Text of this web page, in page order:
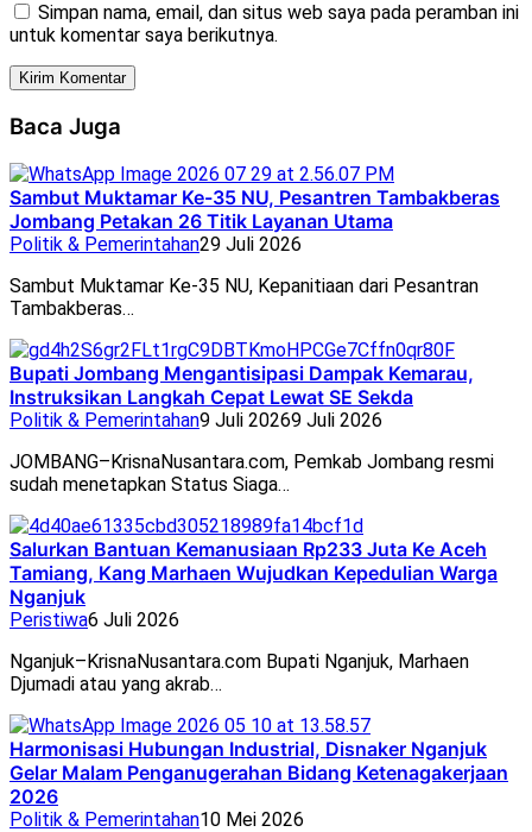
Simpan nama, email, dan situs web saya pada peramban ini
untuk komentar saya berikutnya.
Baca Juga
Sambut Muktamar Ke-35 NU, Pesantren Tambakberas
Jombang Petakan 26 Titik Layanan Utama
Politik & Pemerintahan29 Juli 2026
Sambut Muktamar Ke-35 NU, Kepanitiaan dari Pesantran
Tambakberas…
Bupati Jombang Mengantisipasi Dampak Kemarau,
Instruksikan Langkah Cepat Lewat SE Sekda
Politik & Pemerintahan9 Juli 20269 Juli 2026
JOMBANG–KrisnaNusantara.com, Pemkab Jombang resmi
sudah menetapkan Status Siaga…
Salurkan Bantuan Kemanusiaan Rp233 Juta Ke Aceh
Tamiang, Kang Marhaen Wujudkan Kepedulian Warga
Nganjuk
Peristiwa6 Juli 2026
Nganjuk–KrisnaNusantara.com Bupati Nganjuk, Marhaen
Djumadi atau yang akrab…
Harmonisasi Hubungan Industrial, Disnaker Nganjuk
Gelar Malam Penganugerahan Bidang Ketenagakerjaan
2026
Politik & Pemerintahan10 Mei 2026